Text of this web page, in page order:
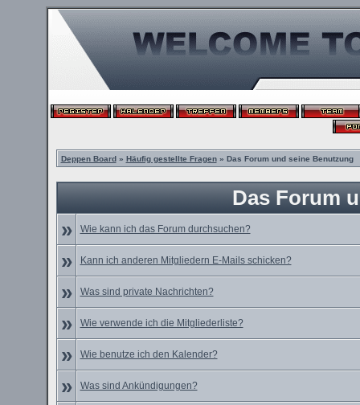
Deppen Board» Häufig gestellte Fragen» Das Forum und seine Benutzung
Das Forum
»
Wie kann ich das Forum durchsuchen?
» Kann ich anderen Mitgliedern E-Mails schicken?
» Was sind private Nachrichten?
» Wie verwende ich die Mitgliederliste?
» Wie benutze ich den Kalender?
» Was sind Ankündigungen?